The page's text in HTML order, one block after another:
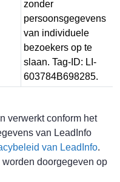
zonder
persoonsgegevens
van individuele
bezoekers op te
slaan. Tag-ID: LI-
603784B698285.
verwerkt conform het
van LeadInfo
van LeadInfo.
doorgegeven op